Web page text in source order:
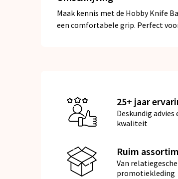
Maak kennis met de Hobby Knife
een comfortabele grip. Perfect
25+ jaar
Deskundig advies
kwaliteit
Ruim
Van
promotiekleding